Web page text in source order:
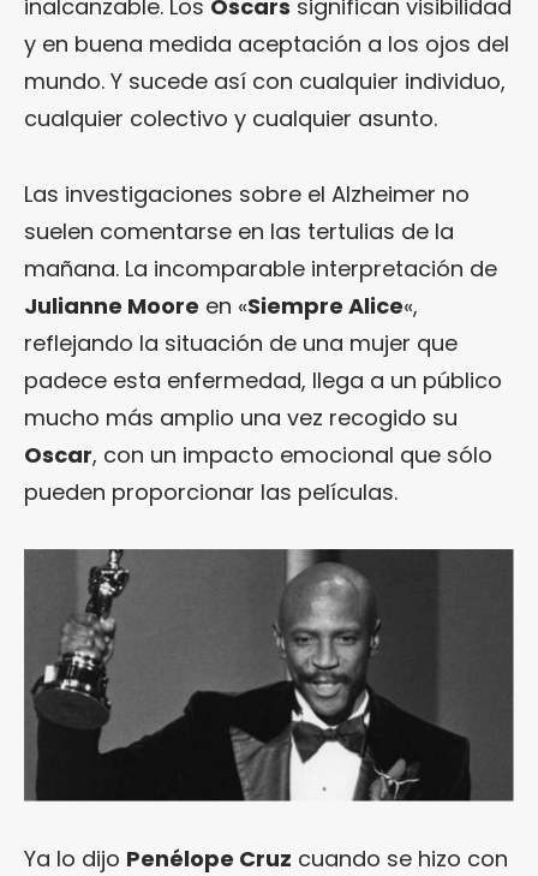
inalcanzable. Los Oscars significan visibilidad
y en buena medida aceptación a los ojos del
mundo. Y sucede así con cualquier individuo,
cualquier colectivo y cualquier asunto.
Las investigaciones sobre el Alzheimer no
suelen comentarse en las tertulias de la
mañana. La incomparable interpretación de
Julianne Moore en «Siempre Alice«,
reflejando la situación de una mujer que
padece esta enfermedad, llega a un público
mucho más amplio una vez recogido su
Oscar, con un impacto emocional que sólo
pueden proporcionar las películas.
Ya lo dijo Penélope Cruz cuando se hizo con